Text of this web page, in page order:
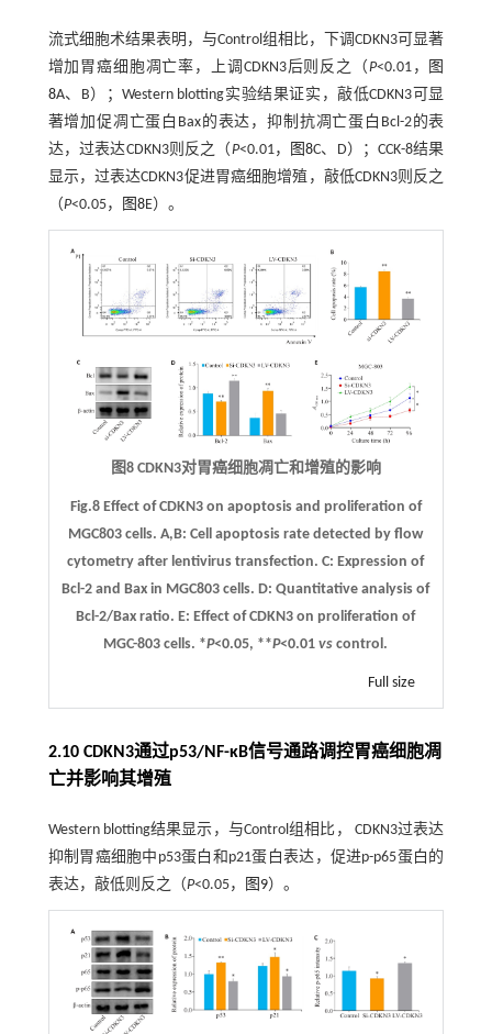
流式细胞术结果表明，与Control组相比，下调CDKN3可显著
增加胃癌细胞凋亡率，上调CDKN3后则反之（ P<0.01，
图
8A、B）；Western blotting实验结果证实，敲低CDKN3可显
著增加促凋亡蛋白Bax的表达，抑制抗凋亡蛋白Bcl-2的表
达，过表达CDKN3则反之（ P<0.01， 图8C、D）；CCK-8结果
显示，过表达CDKN3促进胃癌细胞增殖，敲低CDKN3则反之
（P<0.05， 图8E）。
图8 CDKN3对胃癌细胞凋亡和增殖的影响
Fig.8 Effect of CDKN3 on apoptosis and proliferation of
MGC803 cells. A,B: Cell apoptosis rate detected by flow
cytometry after lentivirus transfection. C: Expression of
Bcl-2 and Bax in MGC803 cells.D: Quantitative analysis of
Bcl-2/Bax ratio.E: Effect of CDKN3 on proliferation of
MGC-803 cells. *P<0.05, **P<0.01vs control.
Full size
2.10 CDKN3通过p53/NF-κB信号通路调控胃癌细胞凋
亡并影响其增殖
Western blotting结果显示，与Control组相比， CDKN3过表达
抑制胃癌细胞中p53蛋白和p21蛋白表达，促进p-p65蛋白的
表达，敲低则反之（P<0.05， 图9）。